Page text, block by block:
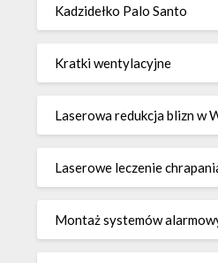
Kadzidełko Palo Santo
Kratki wentylacyjne
Laserowa redukcja blizn w
Laserowe leczenie
Montaż systemów